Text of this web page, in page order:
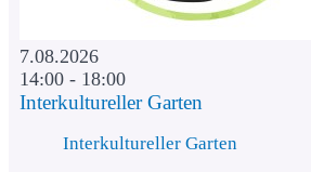
7.08.2026
14:00 - 18:00
Interkultureller Garten
Interkultureller Garten